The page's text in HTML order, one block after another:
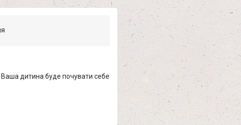
Ваша дитина буде почувати себе